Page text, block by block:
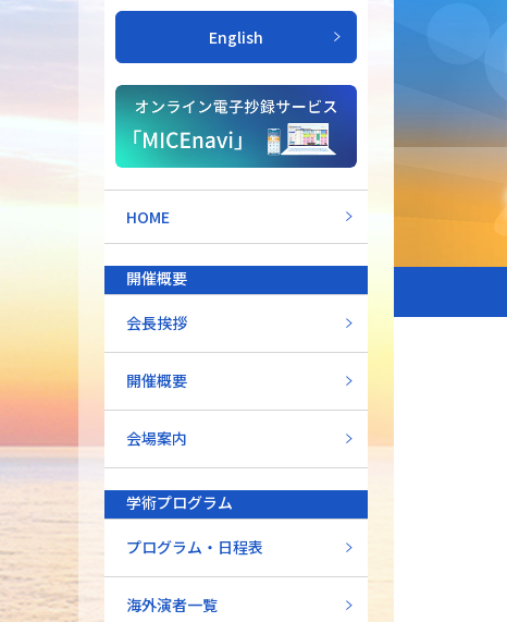
English
HOME
開催概要
会長挨拶
開催概要
会場案内
学術プログラム
プログラム・日程表
海外演者一覧